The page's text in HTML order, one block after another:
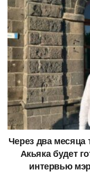
Через два
Акьяка будет
интервью